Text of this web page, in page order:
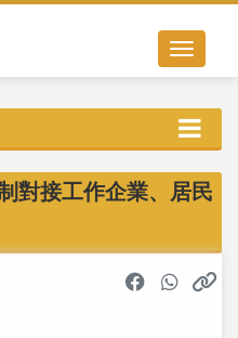
Toggle
對接工作企業、居民